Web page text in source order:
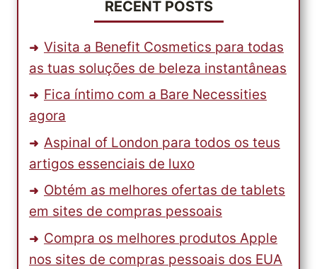
RECENT POSTS
Visita a Benefit Cosmetics para todas
as tuas soluções de beleza instantâneas
Fica íntimo com a Bare Necessities
agora
Aspinal of London para todos os teus
artigos essenciais de luxo
Obtém as melhores ofertas de tablets
em sites de compras pessoais
Compra os melhores produtos Apple
nos sites de compras pessoais dos EUA